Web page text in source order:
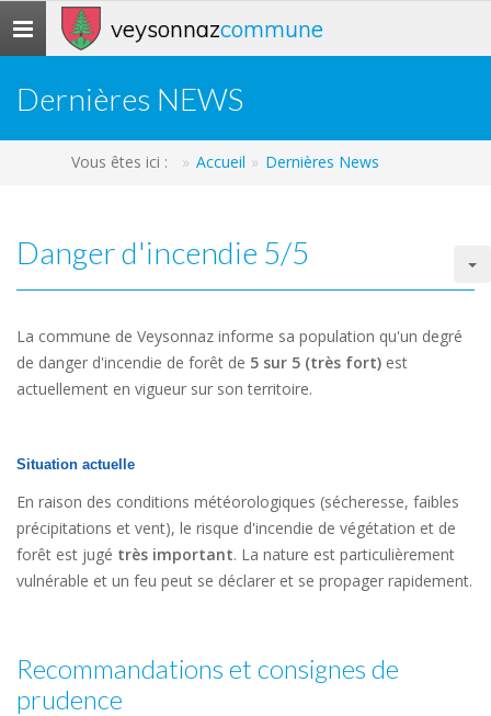
Toggle
navigation
veysonnazcommune
Dernières NEWS
Vous êtes ici : Accueil Dernières News
Danger d'incendie 5/5
La commune de Veysonnaz informe sa population qu'un degré
de danger d'incendie de forêt de 5 sur 5 (très fort) est
actuellement en vigueur sur son territoire.
Situation actuelle
En raison des conditions météorologiques (sécheresse, faibles
précipitations et vent), le risque d'incendie de végétation et de
forêt est jugé très important. La nature est particulièrement
vulnérable et un feu peut se déclarer et se propager rapidement.
Recommandations et consignes de
prudence